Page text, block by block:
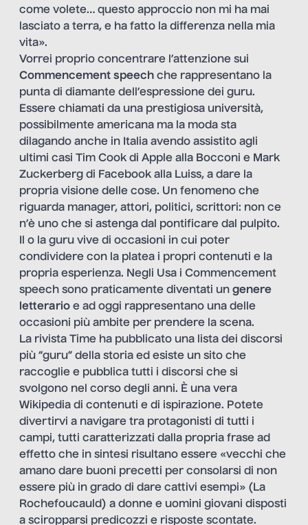
come volete… questo approccio non mi ha mai
lasciato a terra, e ha fatto la differenza nella mia
vita».
Vorrei proprio concentrare l’attenzione sui
Commencement speech che rappresentano la
punta di diamante dell’espressione dei guru.
Essere chiamati da una prestigiosa università,
possibilmente americana ma la moda sta
dilagando anche in Italia avendo assistito agli
ultimi casi Tim Cook di Apple alla Bocconi e Mark
Zuckerberg di Facebook alla Luiss, a dare la
propria visione delle cose. Un fenomeno che
riguarda manager, attori, politici, scrittori: non ce
n’è uno che si astenga dal pontificare dal pulpito.
Il o la guru vive di occasioni in cui poter
condividere con la platea i propri contenuti e la
propria esperienza. Negli Usa i Commencement
speech sono praticamente diventati un genere
letterario e ad oggi rappresentano una delle
occasioni più ambite per prendere la scena.
La rivista Time ha pubblicato una lista dei discorsi
più “guru” della storia ed esiste un sito che
raccoglie e pubblica tutti i discorsi che si
svolgono nel corso degli anni. È una vera
Wikipedia di contenuti e di ispirazione. Potete
divertirvi a navigare tra protagonisti di tutti i
campi, tutti caratterizzati dalla propria frase ad
effetto che in sintesi risultano essere «vecchi che
amano dare buoni precetti per consolarsi di non
essere più in grado di dare cattivi esempi» (La
Rochefoucauld) a donne e uomini giovani disposti
a sciropparsi predicozzi e risposte scontate.